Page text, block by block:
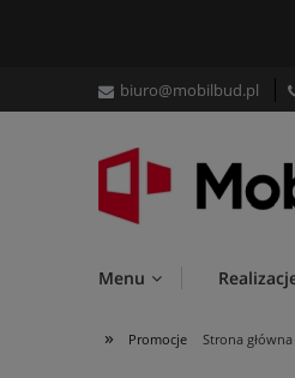
biuro@mobilbud.pl
Menu
» Promocje Strona główna